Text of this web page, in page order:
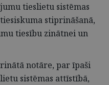
tieslietu sistēmas
stiprināšanā,
tiesību zinātnei un
notāre, par īpaši
sistēmas attīstībā,